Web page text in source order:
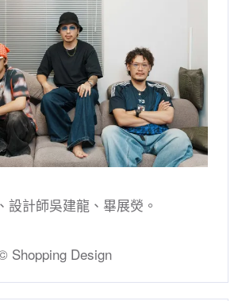
設計師吳建龍、畢展熒。
Shopping Design